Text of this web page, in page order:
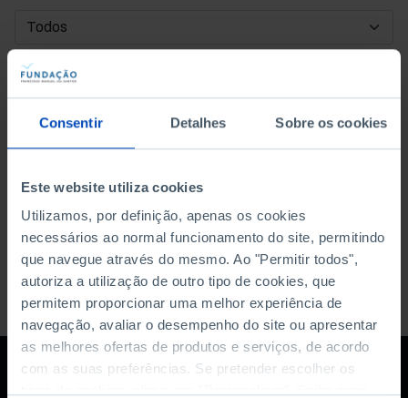
Consentir Detalhes Sobre os cookies
Este website utiliza cookies
Utilizamos, por definição, apenas os cookies
necessários ao normal funcionamento do site, permitindo
que navegue através do mesmo. Ao "Permitir todos",
autoriza a utilização de outro tipo de cookies, que
permitem proporcionar uma melhor experiência de
navegação, avaliar o desempenho do site ou apresentar
as melhores ofertas de produtos e serviços, de acordo
com as suas preferências. Se pretender escolher os
DATA DE INÍCIO
DATA DE FIM